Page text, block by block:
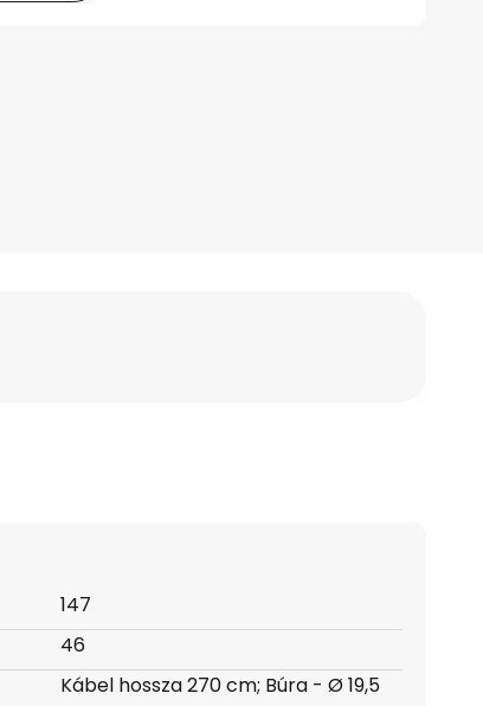
147
46
Kábel hossza 270 cm; Búra - Ø 19,5